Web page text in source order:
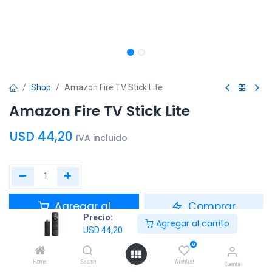
Precio:
USD 44,20
Agregar al carrito
Home Search
0
Wishlist Cuenta
Shop Amazon Fire TV Stick Lite
Amazon Fire TV Stick Lite
USD 44,20 IVA incluido
Agregar al
carrito
Comprar
ahora
Agregar a la lista de deseos